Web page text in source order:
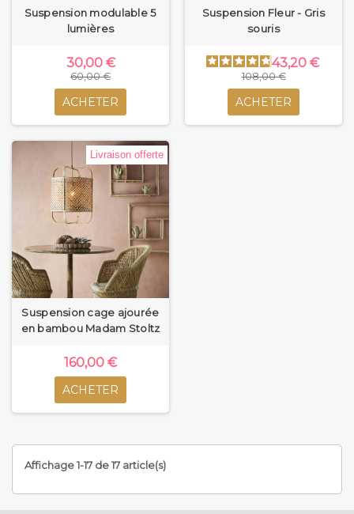
Suspension modulable 5
lumières
30,00 €
60,00 €
ACHETER
Suspension Fleur - Gris
souris
43,20 €
108,00 €
ACHETER
Livraison offerte
Suspension cage ajourée
en bambou Madam Stoltz
160,00 €
ACHETER
Affichage 1-17 de 17 article(s)